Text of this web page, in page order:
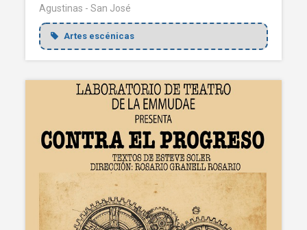
Agustinas - San José
Artes escénicas